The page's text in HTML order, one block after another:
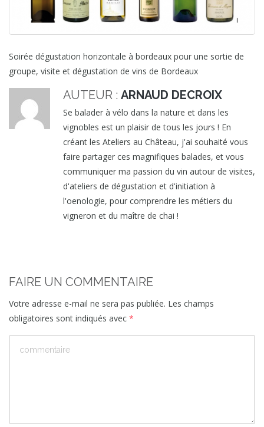
Soirée dégustation horizontale à bordeaux pour une sortie de
groupe, visite et dégustation de vins de Bordeaux
AUTEUR : ARNAUD DECROIX
Se balader à vélo dans la nature et dans les
vignobles est un plaisir de tous les jours ! En
créant les Ateliers au Château, j'ai souhaité vous
faire partager ces magnifiques balades, et vous
communiquer ma passion du vin autour de visites,
d'ateliers de dégustation et d'initiation à
l'oenologie, pour comprendre les métiers du
vigneron et du maître de chai !
FAIRE UN COMMENTAIRE
Votre adresse e-mail ne sera pas publiée. Les champs
obligatoires sont indiqués avec *